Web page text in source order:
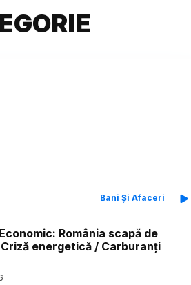
Bani Și Afaceri
România scapă de
Criză energetică / Carburanți